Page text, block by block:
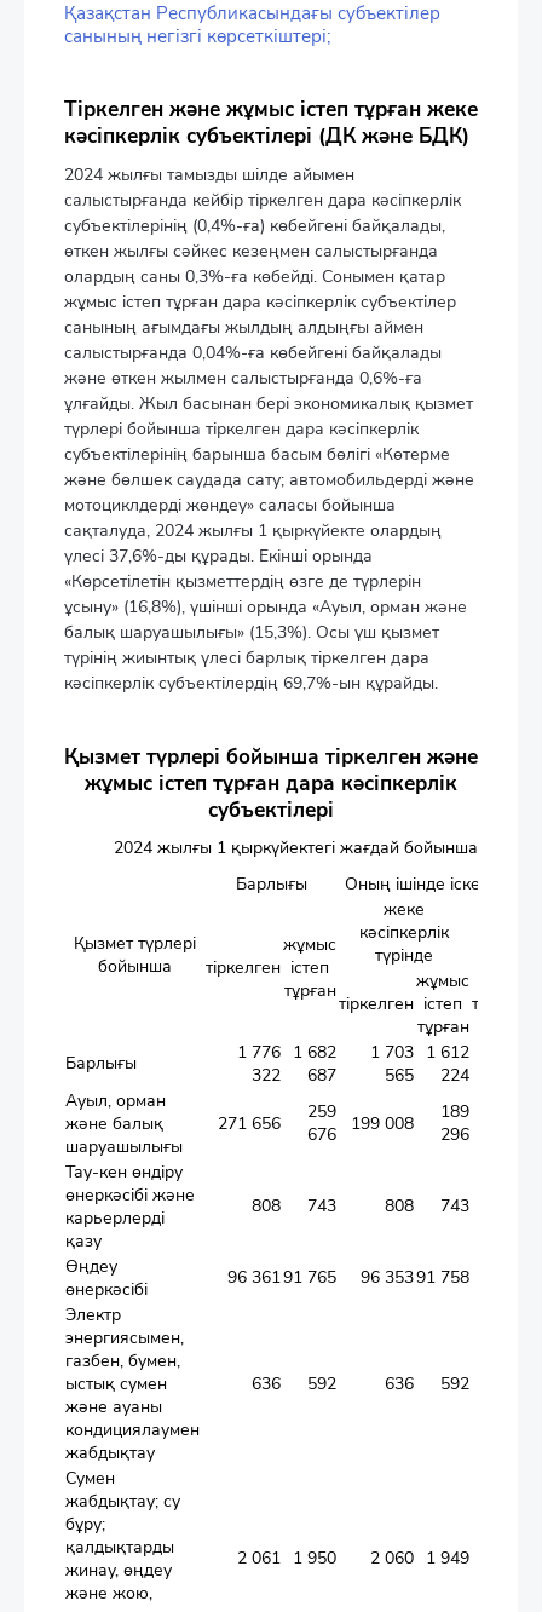
Қазақстан Республикасындағы субъектілер
санының негізгі көрсеткіштері;
Тіркелген және жұмыс істеп тұрған жеке
кәсіпкерлік субъектілері (ДК және БДК)
2024 жылғы тамызды шілде айымен
салыстырғанда кейбір тіркелген дара кәсіпкерлік
субъектілерінің (0,4%-ға) көбейгені байқалады,
өткен жылғы сәйкес кезеңмен салыстырғанда
олардың саны 0,3%-ға көбейді. Сонымен қатар
жұмыс істеп тұрған дара кәсіпкерлік субъектілер
санының ағымдағы жылдың алдыңғы аймен
салыстырғанда 0,04%-ға көбейгені байқалады
және өткен жылмен салыстырғанда 0,6%-ға
ұлғайды. Жыл басынан бері экономикалық қызмет
түрлері бойынша тіркелген дара кәсіпкерлік
субъектілерінің барынша басым бөлігі «Көтерме
және бөлшек саудада сату; автомобильдерді және
мотоциклдерді жөндеу» саласы бойынша
сақталуда, 2024 жылғы 1 қыркүйекте олардың
үлесі 37,6%-ды құрады. Екінші орында
«Көрсетілетін қызметтердің өзге де түрлерін
ұсыну» (16,8%), үшінші орында «Ауыл, орман және
балық шаруашылығы» (15,3%). Осы үш қызмет
түрінің жиынтық үлесі барлық тіркелген дара
кәсіпкерлік субъектілердің 69,7%-ын құрайды.
Қызмет түрлері бойынша тіркелген және
жұмыс істеп тұрған дара кәсіпкерлік
субъектілері
2024 жылғы 1 қыркүйектегі жағдай бойынша
Қызмет түрлері
бойынша
Барлығы Оның ішінде іске
тіркелген
жұмыс
істеп
тұрған
жеке
кәсіпкерлік
түрінде
тіркелген
жұмыс
істеп
тұрған
Барлығы
1 776
322
1 682
687
1 703
565
1 612
224
Ауыл, орман
және балық
шаруашылығы
271 656
259
676
199 008
189
296
Тау-кен өндіру
өнеркәсібі және
карьерлерді
қазу
808 743 808 743
Өңдеу
өнеркәсібі
96 36191 765 96 35391 758
Электр
энергиясымен,
газбен, бумен,
ыстық сумен
және ауаны
кондициялаумен
жабдықтау
636 592 636 592
Сумен
жабдықтау; су
бұру;
қалдықтарды
жинау, өңдеу
және жою,
2 061 1 950 2 060 1 949